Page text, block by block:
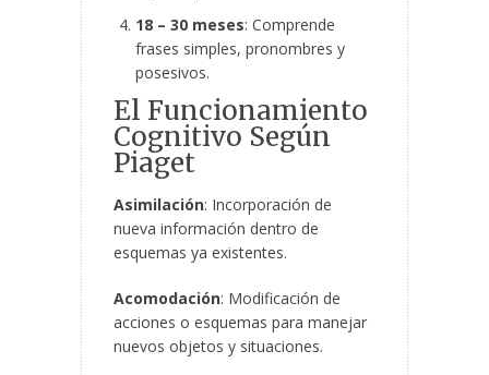
18 – 30 meses: Comprende
frases simples, pronombres y
posesivos.
El Funcionamiento
Cognitivo Según
Piaget
Asimilación: Incorporación de
nueva información dentro de
esquemas ya existentes.
Acomodación: Modificación de
acciones o esquemas para manejar
nuevos objetos y situaciones.